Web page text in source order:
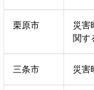
栗原市
災害
関す
三条市 災害